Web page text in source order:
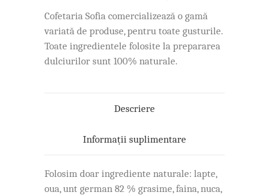
Cofetaria Sofia comercializează o gamă
variată de produse, pentru toate gusturile.
Toate ingredientele folosite la prepararea
dulciurilor sunt 100% naturale.
Descriere
Informații suplimentare
Folosim doar ingrediente naturale: lapte,
oua, unt german 82 % grasime, faina, nuca,